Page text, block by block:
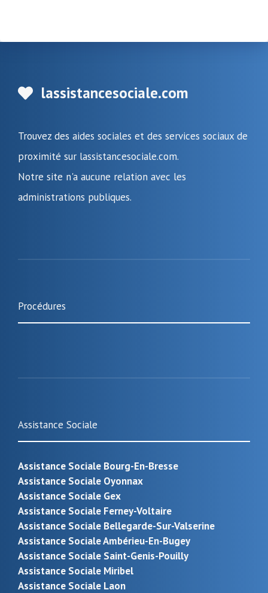
lassistancesociale.com
Trouvez des aides sociales et des services sociaux de
proximité sur lassistancesociale.com.
Notre site n'a aucune relation avec les
administrations publiques.
Procédures
Assistance Sociale
Assistance Sociale Bourg-En-Bresse
Assistance Sociale Oyonnax
Assistance Sociale Gex
Assistance Sociale Ferney-Voltaire
Assistance Sociale Bellegarde-Sur-Valserine
Assistance Sociale Ambérieu-En-Bugey
Assistance Sociale Saint-Genis-Pouilly
Assistance Sociale Miribel
Assistance Sociale Laon